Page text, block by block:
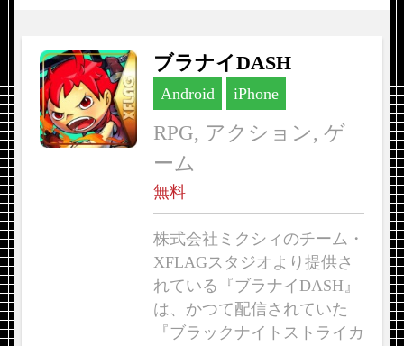
ブラナイDASH
Android iPhone
RPG, アクション, ゲ
ーム
無料
株式会社ミクシィのチーム・
XFLAGスタジオより提供さ
れている『ブラナイDASH』
は、かつて配信されていた
『ブラックナイトストライカ